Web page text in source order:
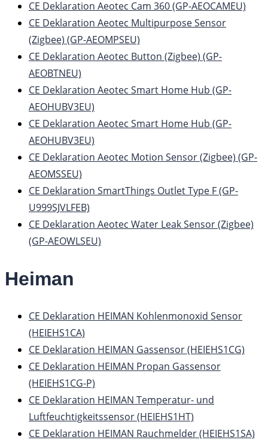
CE Deklaration Aeotec Cam 360 (GP-AEOCAMEU)
CE Deklaration Aeotec Multipurpose Sensor
(Zigbee) (GP-AEOMPSEU)
CE Deklaration Aeotec Button (Zigbee) (GP-
AEOBTNEU)
CE Deklaration Aeotec Smart Home Hub (GP-
AEOHUBV3EU)
CE Deklaration Aeotec Smart Home Hub (GP-
AEOHUBV3EU)
CE Deklaration Aeotec Motion Sensor (Zigbee) (GP-
AEOMSSEU)
CE Deklaration SmartThings Outlet Type F (GP-
U999SJVLFEB)
CE Deklaration Aeotec Water Leak Sensor (Zigbee)
(GP-AEOWLSEU)
Heiman
CE Deklaration HEIMAN Kohlenmonoxid Sensor
(HEIEHS1CA)
CE Deklaration HEIMAN Gassensor (HEIEHS1CG)
CE Deklaration HEIMAN Propan Gassensor
(HEIEHS1CG-P)
CE Deklaration HEIMAN Temperatur- und
Luftfeuchtigkeitssensor (HEIEHS1HT)
CE Deklaration HEIMAN Rauchmelder (HEIEHS1SA)